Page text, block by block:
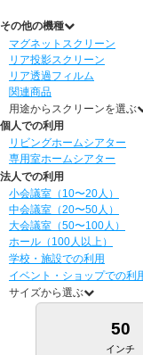
その他の機種
マグネットスクリーン
リア投影スクリーン
リア透過フィルム
関連商品
用途からスクリーンを選ぶ
個人での利用
リビングホームシアター
専用室ホームシアター
法人での利用
小会議室（10〜20人）
中会議室（20〜50人）
大会議室（50〜100人）
ホール（100人以上）
学校・施設での利用
イベント・ショップでの利
サイズから選ぶ
50
インチ